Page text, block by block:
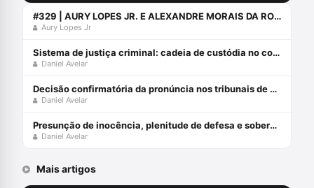
#329 | AURY LOPES JR. E ALEXANDRE MORAIS DA ROSA ENTREVISTAM RODRIGO FAUCZ
Aury Lopes Jr
Sistema de justiça criminal: cadeia de custódia no contexto das provas digitais
Daniel Avelar
Decisão confirmatória da pronúncia nos tribunais de sobreposição e marco interruptivo da prescrição
Daniel Avelar
Presunção de inocência, plenitude de defesa e soberania dos veredictos: feliz 2024!
Daniel Avelar
Mais artigos